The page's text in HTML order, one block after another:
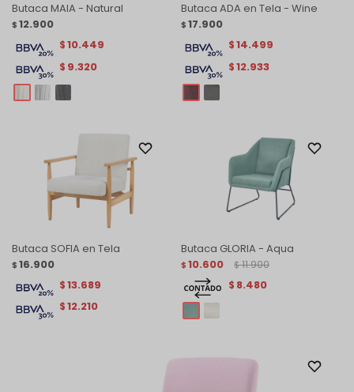
Butaca MAIA - Natural
$ 12.900
$ 9.320
$10.449
Butaca ADA en Tela - Wine
$ 17.900
$12.933
$14.499
Butaca SOFIA en Tela
$ 16.900
$12.210
$13.689
Butaca GLORIA - Aqua
$ 10.600 $ 11.900
$ 8.480